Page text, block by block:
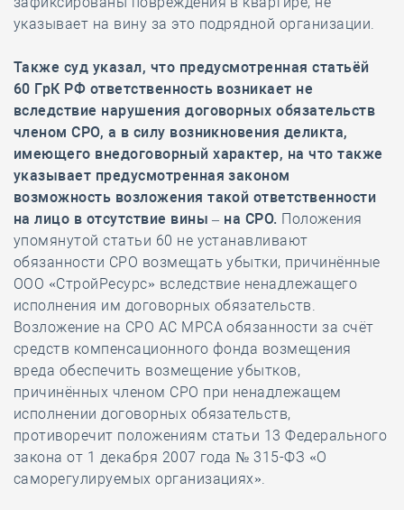
указывает на вину за это подрядной организации.
Также суд указал, что предусмотренная статьёй
60 ГрК РФ ответственность возникает не
вследствие нарушения договорных обязательств
членом СРО, а в силу возникновения деликта,
имеющего внедоговорный характер, на что также
указывает предусмотренная законом
возможность возложения такой ответственности
на лицо в отсутствие вины – на СРО. Положения
упомянутой статьи 60 не устанавливают
обязанности СРО возмещать убытки, причинённые
ООО «СтройРесурс» вследствие ненадлежащего
исполнения им договорных обязательств.
Возложение на СРО АС МРСА обязанности за счёт
средств компенсационного фонда возмещения
вреда обеспечить возмещение убытков,
причинённых членом СРО при ненадлежащем
исполнении договорных обязательств,
противоречит положениям статьи 13 Федерального
закона от 1 декабря 2007 года № 315-ФЗ «О
саморегулируемых организациях».